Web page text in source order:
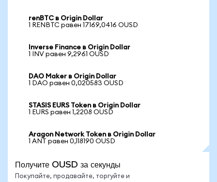
renBTC в Origin Dollar
1 RENBTC равен 17169,0416 OUSD
Inverse Finance в Origin Dollar
1 INV равен 9,2961 OUSD
DAO Maker в Origin Dollar
1 DAO равен 0,020583 OUSD
STASIS EURS Token в Origin Dollar
1 EURS равен 1,2208 OUSD
Aragon Network Token в Origin Dollar
1 ANT равен 0,118190 OUSD
Получите OUSD за секунды
Покупайте, продавайте, торгуйте и